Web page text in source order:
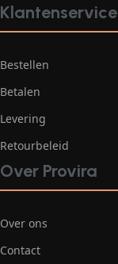
Klantenservice
Bestellen
Betalen
Levering
Retourbeleid
Over Provira
Over ons
Contact